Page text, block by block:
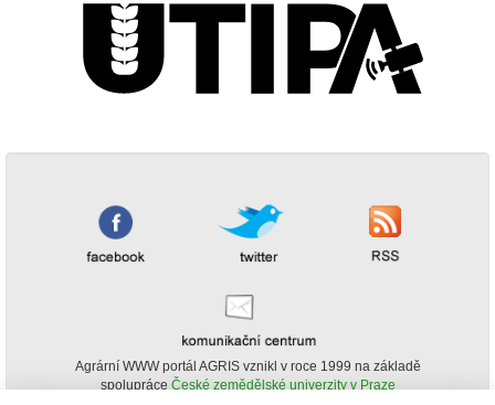
Agrární WWW portál AGRIS vznikl v roce 1999 na základě
spolupráce České zemědělské univerzity v Praze